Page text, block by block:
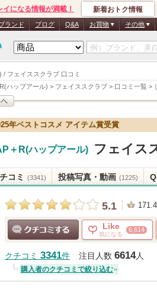
/ フェイススクラブ 口コミ
ハップアール) > フェイススクラブ > 口コミ一覧 >
イになる情報が満載！ 新着おトク情報
ランド ブログ Q&A お買物 その他
年ベストコスメ アイテム賞受賞
＋R(ハップアール) フェイス
コミ (3341) 投稿写真・動画 (1225)
5.1
Like
気になる
6,614
クチコミ 3341件 注目人数 6614人
購入者のクチコミで絞り込む